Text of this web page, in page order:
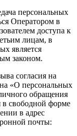
персональных
Оператором в
доступа к
лицам, в
является
законом.
согласия на
«О персональных
обращения
свободной форме
в адрес
почты: